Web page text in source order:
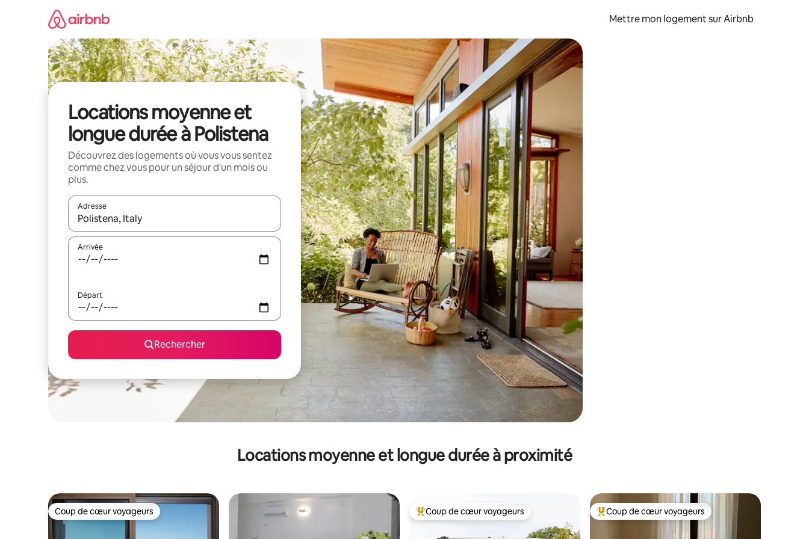
Mettre mon logement sur Airbnb
Locations moyenne et
longue durée à Polistena
Découvrez des logements où vous vous sentez
comme chez vous pour un séjour d'un mois ou
plus.
Adresse
Lorsque les résultats s'affichent, utilisez les flèches vers le haut et vers le bas pour les parcourir ou en appuyant et en faisant glisser.
Arrivée
Départ
Rechercher
Locations moyenne et longue durée à proximité
Coup de cœur voyageurs
Coup de cœur voyageurs Coups de cœur voyageurs les plus appréciés
Coup de cœur voyageurs Coups de cœur voyageurs les plus appréciés
Coup de cœur voyageurs